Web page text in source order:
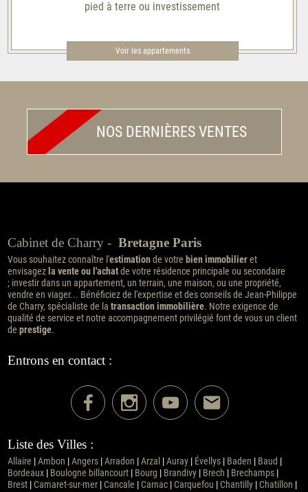
pied à terre ou investissement
Voir les appartements
NOS DERNIÈRES VENTES
Cabinet de Charry - Bretagne Paris
Vous souhaitez connaître l'estimationde votre bien immobilieret
envisagezla vente ou l'achatde votre résidence principale ou secondaire
; investir dans un appartement, un terrain, une maison, ou une propriété,
vendre en viager... Bénéficiez de l'expertise et des conseils de Jean-Philippe
de Charry, spécialiste de la transaction immobilière. Notre exigence de
qualité de service et notre accompagnement privilégié font de vous un client
de prestige.
Entrons en contact :
Liste des Villes :
Allaire Ambon Angers| Arradon Arzal| Auray| Évellys| Baden Baud
Bordeaux| Boulogne billancourt| Bourg Brandivy| Brech Brechamps|
Brest| Camaret-sur-mer| Cancale Carnac| Carquefou Chantilly| Chatillon